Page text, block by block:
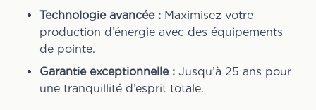
Technologie avancée : Maximisez votre
production d’énergie avec des équipements
de pointe.
Garantie exceptionnelle : Jusqu’à 25 ans pour
une tranquillité d’esprit totale.